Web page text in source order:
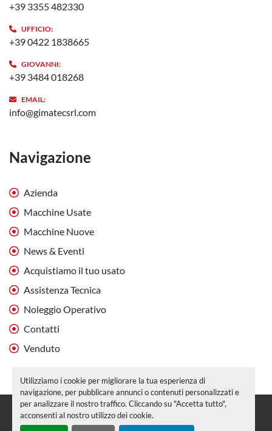
Utilizziamo i cookie per migliorare la tua esperienza di
navigazione, per pubblicare annunci o contenuti personalizzati e
per analizzare il nostro traffico. Cliccando su "Accetta tutto",
acconsenti al nostro utilizzo dei cookie.
+39 3355 482330
UFFICIO:
+39 0422 1838665
GIOVANNI:
+39 3484 018268
EMAIL:
info@gimatecsrl.com
Navigazione
Azienda
Macchine Usate
Macchine Nuove
News & Eventi
Acquistiamo il tuo usato
Assistenza Tecnica
Noleggio Operativo
Contatti
Venduto
Personalizza le preferenze sui Cookies